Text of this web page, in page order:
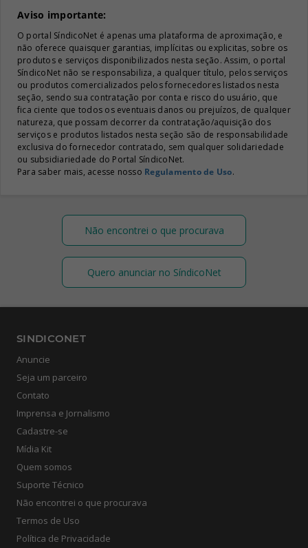
Aviso importante:
O portal SíndicoNet é apenas uma plataforma de aproximação, e
não oferece quaisquer garantias, implícitas ou explicitas, sobre os
produtos e serviços disponibilizados nesta seção. Assim, o portal
SíndicoNet não se responsabiliza, a qualquer título, pelos serviços
ou produtos comercializados pelos fornecedores listados nesta
seção, sendo sua contratação por conta e risco do usuário, que
fica ciente que todos os eventuais danos ou prejuízos, de qualquer
natureza, que possam decorrer da contratação/aquisição dos
serviços e produtos listados nesta seção são de responsabilidade
exclusiva do fornecedor contratado, sem qualquer solidariedade
ou subsidiariedade do Portal SíndicoNet.
Para saber mais, acesse nosso Regulamento de Uso.
Não encontrei o que procurava
Quero anunciar no SíndicoNet
SINDICONET
Anuncie
Seja um parceiro
Contato
Imprensa e Jornalismo
Cadastre-se
Mídia Kit
Quem somos
Suporte Técnico
Não encontrei o que procurava
Termos de Uso
Política de Privacidade